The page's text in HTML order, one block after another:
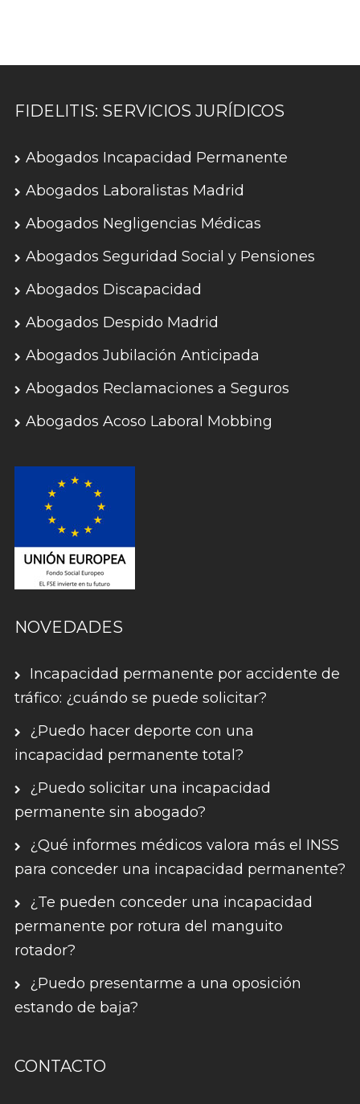
FIDELITIS: SERVICIOS JURÍDICOS
Abogados Incapacidad Permanente
Abogados Laboralistas Madrid
Abogados Negligencias Médicas
Abogados Seguridad Social y Pensiones
Abogados Discapacidad
Abogados Despido Madrid
Abogados Jubilación Anticipada
Abogados Reclamaciones a Seguros
Abogados Acoso Laboral Mobbing
NOVEDADES
Incapacidad permanente por accidente de
tráfico: ¿cuándo se puede solicitar?
¿Puedo hacer deporte con una
incapacidad permanente total?
¿Puedo solicitar una incapacidad
permanente sin abogado?
¿Qué informes médicos valora más el INSS
para conceder una incapacidad permanente?
¿Te pueden conceder una incapacidad
permanente por rotura del manguito
rotador?
¿Puedo presentarme a una oposición
estando de baja?
CONTACTO